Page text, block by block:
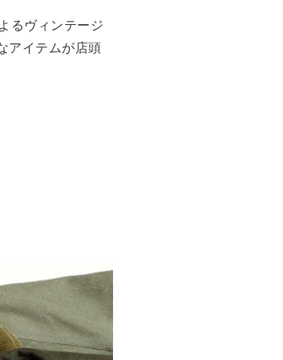
るヴィンテージ
アイテムが店頭